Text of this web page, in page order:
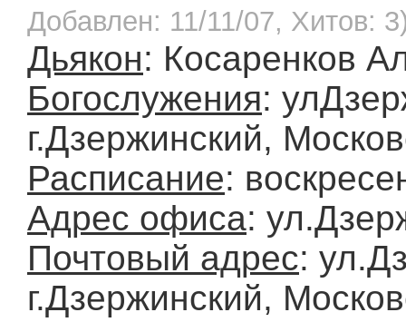
Добавлен: 11/11/07, Хитов:
Дьякон: Косаренков
Богослужения:
г.Дзержинский,
Расписание:
Адрес офиса:
Почтовый адрес:
г.Дзержинский,